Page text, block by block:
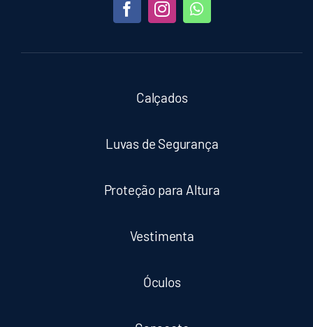
Calçados
Luvas de Segurança
Proteção para Altura
Vestimenta
Óculos